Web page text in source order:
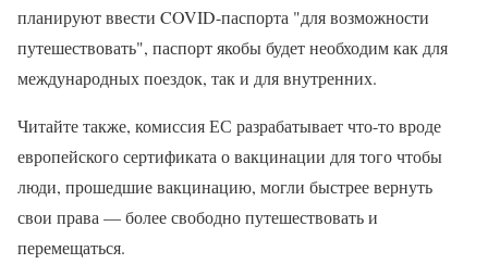
планируют ввести COVID-паспорта "для возможности
путешествовать", паспорт якобы будет необходим как для
международных поездок, так и для внутренних.
Читайте также, комиссия ЕС разрабатывает что-то вроде
европейского сертификата о вакцинации для того чтобы
люди, прошедшие вакцинацию, могли быстрее вернуть
свои права — более свободно путешествовать и
перемещаться.